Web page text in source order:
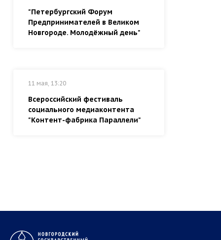
"Петербургский Форум
Предпринимателей в Великом
Новгороде. Молодёжный день"
11 мая, 13:20
Всероссийский фестиваль
социального медиаконтента
"Контент-фабрика Параллели"